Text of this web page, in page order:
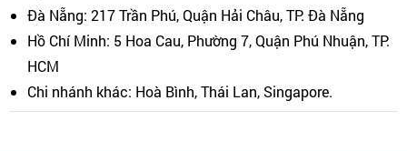
Đà Nẵng: 217 Trần Phú, Quận Hải Châu, TP. Đà Nẵng
Hồ Chí Minh: 5 Hoa Cau, Phường 7, Quận Phú Nhuận, TP.
HCM
Chi nhánh khác: Hoà Bình, Thái Lan, Singapore.